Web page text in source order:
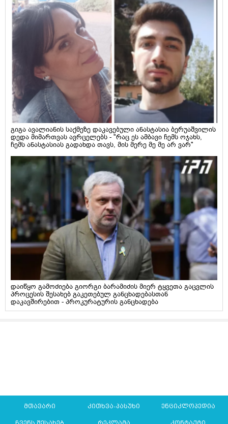
გიგა ავალიანის საქმეზე დაკავებული ანასტასია ბერუაშვილის
დედა მიმართვას ავრცელებს - "რაც ეს ამბავი ჩემს ოჯახს,
ჩემს ანასტასიას გადახდა თავს, მის მერე მე მე არ ვარ"
დაიწყო გამოძიება გიორგი ბარამიძის მიერ ტყვეთა გაცვლის
პროცესის შესახებ გაკეთებულ განცხადებასთან
დაკავშირებით - პროკურატურის განცხადება
მთავარი კითხვა-პასუხი ენციკლოპედია